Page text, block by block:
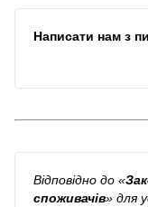
Написати нам з
Відповідно до «
споживачів» для